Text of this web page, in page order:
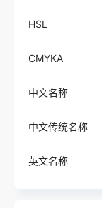
HSL
CMYKA
中文名称
中文传统名称
英文名称